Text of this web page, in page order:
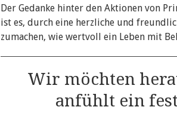
Der Gedanke hinter den Aktionen von
ist es, durch eine herzliche und
zumachen, wie wertvoll ein Leben mit
Wir möchten
anfühlt ein